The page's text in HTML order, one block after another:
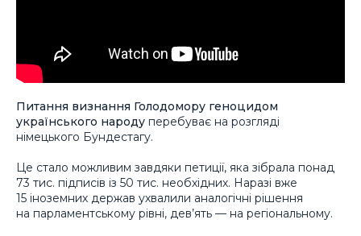
Питання визнання Голодомору геноцидом
українського народу перебуває на розгляді
німецького Бундестагу.
Це стало можливим завдяки петиції, яка зібрала понад
73 тис. підписів із 50 тис. необхідних. Наразі вже
15 іноземних держав ухвалили аналогічні рішення
на парламентському рівні, дев’ять — на регіональному.